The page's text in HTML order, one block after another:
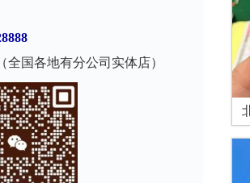
全国各地有分公司实体店）